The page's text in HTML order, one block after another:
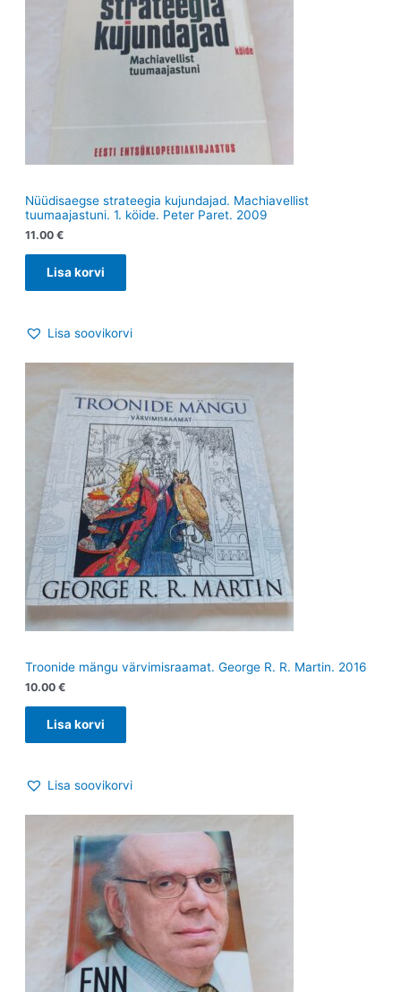
Nüüdisaegse strateegia kujundajad. Machiavellist
tuumaajastuni. 1. köide. Peter Paret. 2009
11.00 €
Lisa korvi
Lisa soovikorvi
Troonide mängu värvimisraamat. George R. R. Martin. 2016
10.00 €
Lisa korvi
Lisa soovikorvi